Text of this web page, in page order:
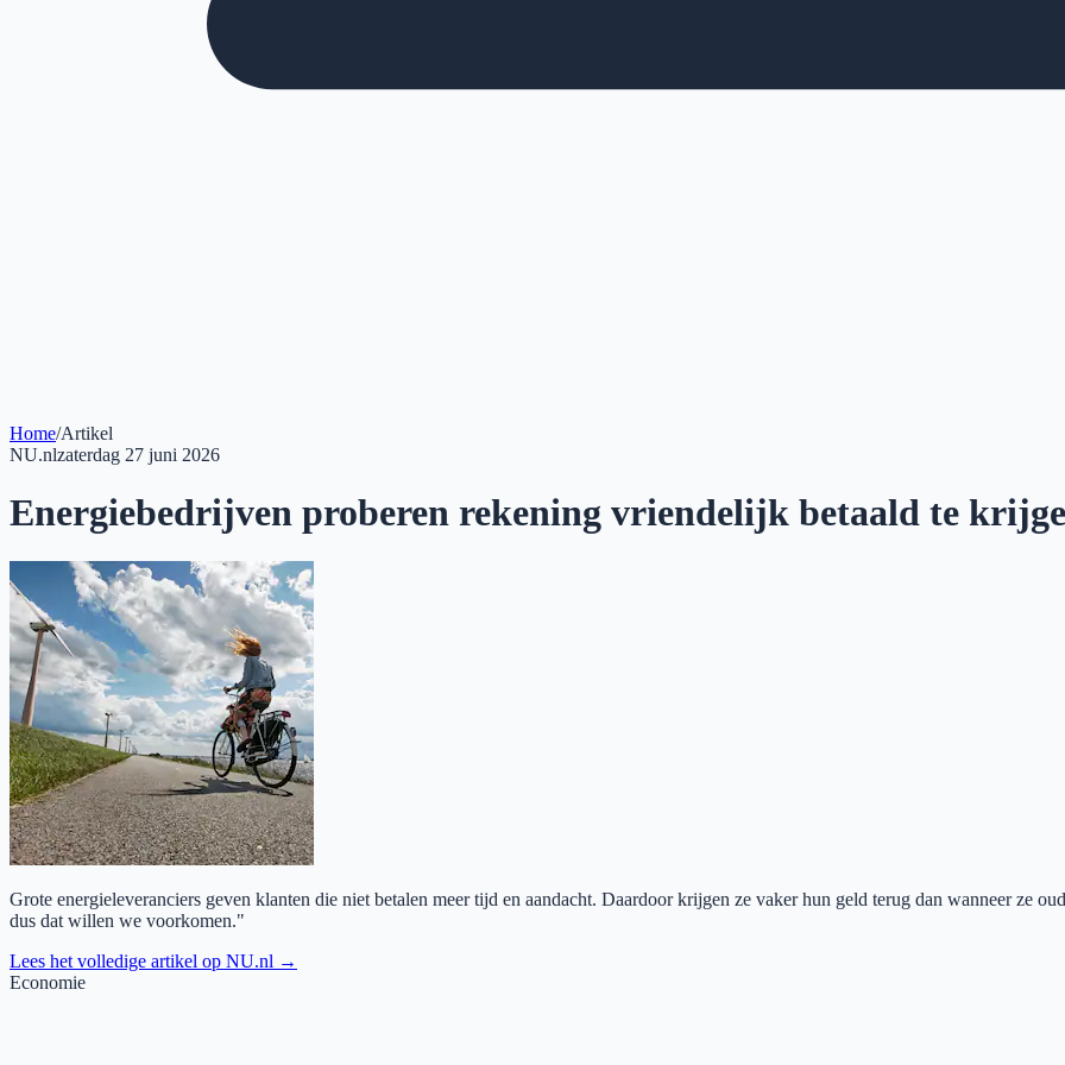
Home/Artikel
NU.nlzaterdag 27 juni 2026
Energiebedrijven proberen rekening vriendelijk betaald te
Grote energieleveranciers geven klanten die niet betalen meer tijd en aandacht. Daardoor krijgen ze vaker hun geld terug dan wanneer ze
dus dat willen we voorkomen."
Lees het volledige artikel op NU.nl →
Economie